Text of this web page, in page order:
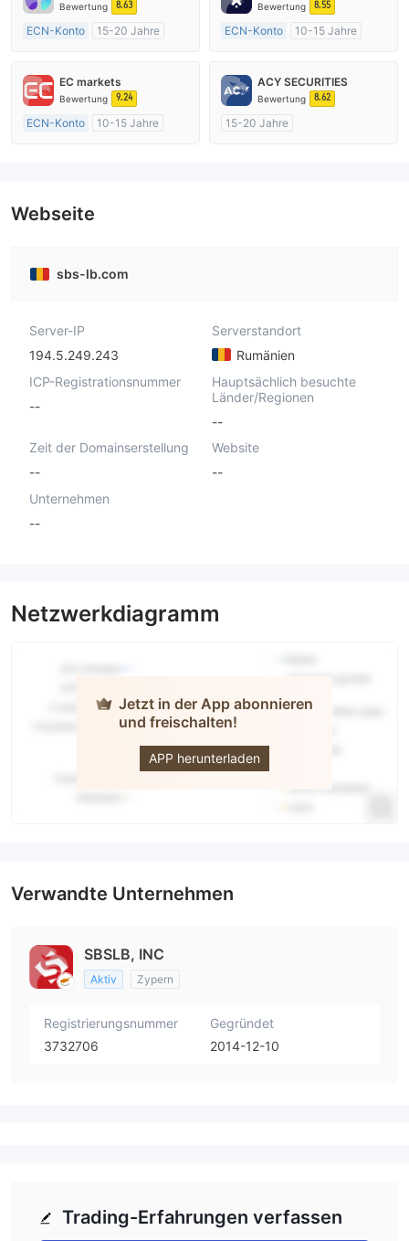
Bewertung 8.63
ECN-Konto
15-20 Jahre
Market Making (MM)
MT4-Volllizenz
Bewertung 8.55
ECN-Konto
10-15 Jahre
Market Making (MM)
MT4-Volllizenz
EC markets
Bewertung 9.24
ECN-Konto
10-15 Jahre
ACY SECURITIES
Bewertung 8.62
15-20 Jahre
Webseite
sbs-lb.com
Server-IP
194.5.249.243
Serverstandort
Rumänien
ICP-Registrationsnummer
--
Hauptsächlich besuchte
Länder/Regionen
--
Zeit der Domainserstellung
--
Website
--
Unternehmen
--
Netzwerkdiagramm
Jetzt in der App abonnieren
und freischalten!
APP herunterladen
SBS LB
Verwandte Unternehmen
SBSLB, INC
Aktiv Zypern
Registrierungsnummer
3732706
Gegründet
2014-12-10
Trading-Erfahrungen verfassen